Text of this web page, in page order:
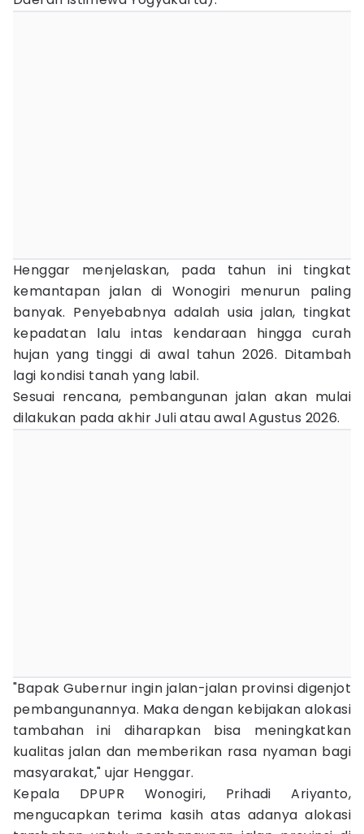
Henggar menjelaskan, pada tahun ini tingkat
kemantapan jalan di Wonogiri menurun paling
banyak. Penyebabnya adalah usia jalan, tingkat
kepadatan lalu intas kendaraan hingga curah
hujan yang tinggi di awal tahun 2026. Ditambah
lagi kondisi tanah yang labil.
Sesuai rencana, pembangunan jalan akan mulai
dilakukan pada akhir Juli atau awal Agustus 2026.
"Bapak Gubernur ingin jalan-jalan provinsi digenjot
pembangunannya. Maka dengan kebijakan alokasi
tambahan ini diharapkan bisa meningkatkan
kualitas jalan dan memberikan rasa nyaman bagi
masyarakat," ujar Henggar.
Kepala DPUPR Wonogiri, Prihadi Ariyanto,
mengucapkan terima kasih atas adanya alokasi